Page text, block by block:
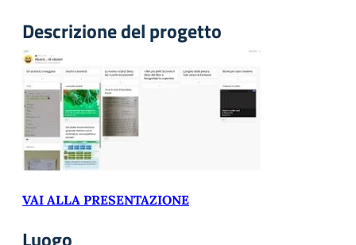
Descrizione del progetto
VAI ALLA PRESENTAZIONE